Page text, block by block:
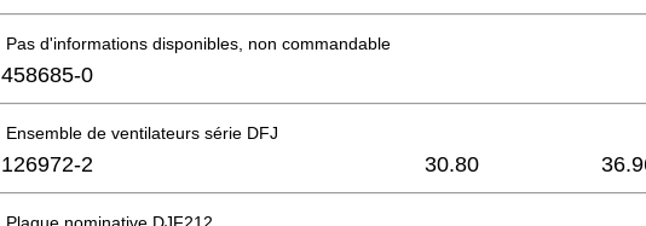
Pas d'informations disponibles, non commandable
458685-0
Ensemble de ventilateurs série DFJ
126972-2 30.80